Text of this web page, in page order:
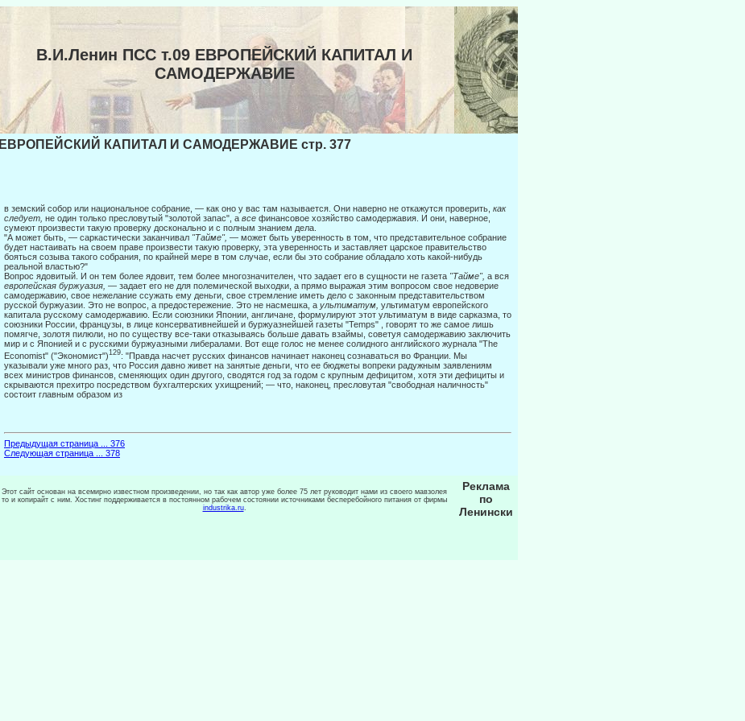
В.И.Ленин ПСС т.09 ЕВРОПЕЙСКИЙ КАПИТАЛ И
САМОДЕРЖАВИЕ
ЕВРОПЕЙСКИЙ КАПИТАЛ И САМОДЕРЖАВИЕ стр. 377
в земский собор или национальное собрание, — как оно у вас там называется. Они на­верно не откажутся проверить, как
следует, не один только пресловутый "золотой за­пас", а все финансовое хозяйство самодержавия. И они, наверное,
сумеют произвести такую проверку досконально и с полным знанием дела.
"А может быть, — саркастически заканчивал "Тайме", — может быть уверенность в том, что представительное собрание
будет настаивать на своем праве произвести такую проверку, эта уверенность и заставляет царское правительство
бояться созыва такого собрания, по крайней мере в том случае, если бы это собрание обладало хоть какой-нибудь
реальной властью?"
Вопрос ядовитый. И он тем более ядовит, тем более многозначителен, что задает его в сущности не газета "Тайме", а вся
европейская буржуазия, — задает его не для поле­мической выходки, а прямо выражая этим вопросом свое недоверие
самодержавию, свое нежелание ссужать ему деньги, свое стремление иметь дело с законным предста­вительством
русской буржуазии. Это не вопрос, а предостережение. Это не насмешка, а ультиматум, ультиматум европейского
капитала русскому самодержавию. Если союз­ники Японии, англичане, формулируют этот ультиматум в виде сарказма, то
союзники России, французы, в лице консервативнейшей и буржуазнейшей газеты "Temps" , го­ворят то же самое лишь
помягче, золотя пилюли, но по существу все-таки отказываясь больше давать взаймы, советуя самодержавию заключить
мир и с Японией и с русски­ми буржуазными либералами. Вот еще голос не менее солидного английского журнала "The
Economist" ("Экономист")129: "Правда насчет русских финансов начинает наконец сознаваться во Франции. Мы
указывали уже много раз, что Россия давно живет на за­нятые деньги, что ее бюджеты вопреки радужным заявлениям
всех министров финан­сов, сменяющих один другого, сводятся год за годом с крупным дефицитом, хотя эти дефициты и
скрываются прехитро посредством бухгалтерских ухищрений; — что, на­конец, пресловутая "свободная наличность"
состоит главным образом из
Предыдущая страница ... 376
Следующая страница ... 378
Этот сайт основан на всемирно известном произведении, но так как автор уже более 75 лет руководит нами из своего мавзолея
то и копирайт с ним. Хостинг поддерживается в постоянном рабочем состоянии источниками бесперебойного питания от фирмы
industrika.ru.
Реклама
по
Ленински